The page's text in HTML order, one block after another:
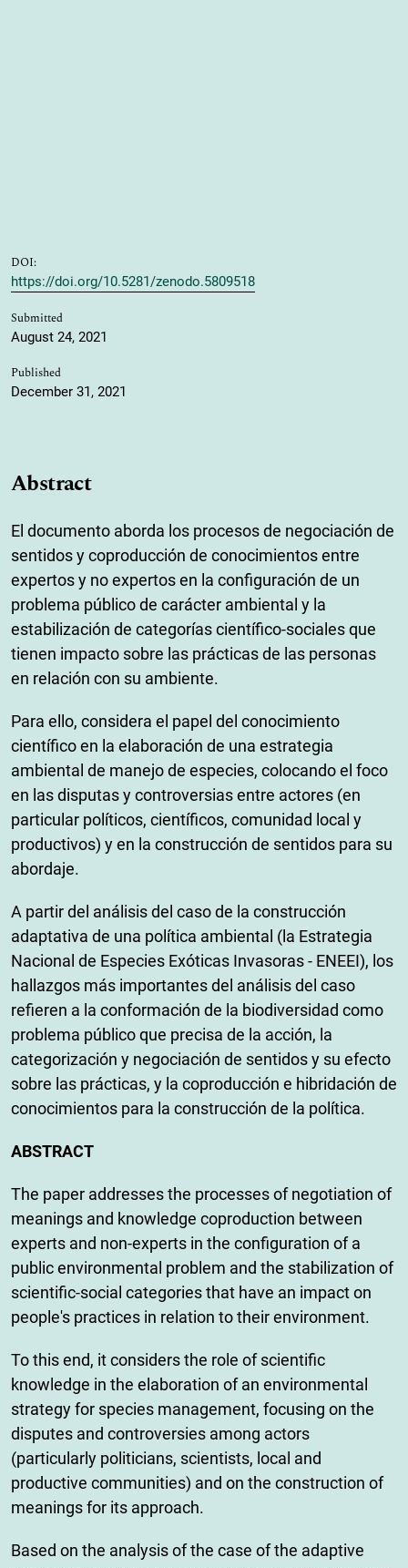
DOI:
https://doi.org/10.5281/zenodo.5809518
Submitted
August 24, 2021
Published
December 31, 2021
Abstract
El documento aborda los procesos de negociación de
sentidos y coproducción de conocimientos entre
expertos y no expertos en la configuración de un
problema público de carácter ambiental y la
estabilización de categorías científico-sociales que
tienen impacto sobre las prácticas de las personas
en relación con su ambiente.
Para ello, considera el papel del conocimiento
científico en la elaboración de una estrategia
ambiental de manejo de especies, colocando el foco
en las disputas y controversias entre actores (en
particular políticos, científicos, comunidad local y
productivos) y en la construcción de sentidos para su
abordaje.
A partir del análisis del caso de la construcción
adaptativa de una política ambiental (la Estrategia
Nacional de Especies Exóticas Invasoras - ENEEI), los
hallazgos más importantes del análisis del caso
refieren a la conformación de la biodiversidad como
problema público que precisa de la acción, la
categorización y negociación de sentidos y su efecto
sobre las prácticas, y la coproducción e hibridación de
conocimientos para la construcción de la política.
ABSTRACT
The paper addresses the processes of negotiation of
meanings and knowledge coproduction between
experts and non-experts in the configuration of a
public environmental problem and the stabilization of
scientific-social categories that have an impact on
people's practices in relation to their environment.
To this end, it considers the role of scientific
knowledge in the elaboration of an environmental
strategy for species management, focusing on the
disputes and controversies among actors
(particularly politicians, scientists, local and
productive communities) and on the construction of
meanings for its approach.
Based on the analysis of the case of the adaptive